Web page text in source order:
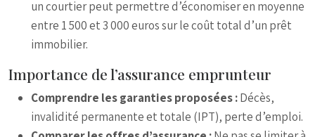
un courtier peut permettre d’économiser en moyenne
entre 1 500 et 3 000 euros sur le coût total d’un prêt
immobilier.
Importance de l’assurance emprunteur
Comprendre les garanties proposées :Décès,
invalidité permanente et totale (IPT), perte d’emploi.